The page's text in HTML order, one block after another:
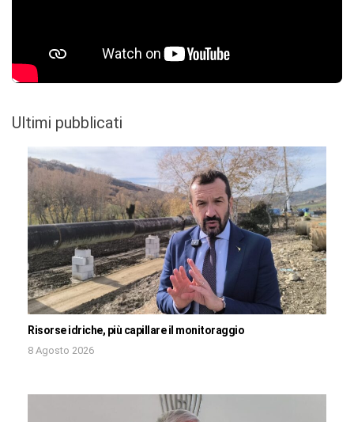
Ultimi pubblicati
Risorse idriche, più capillare il monitoraggio
8 Agosto 2026